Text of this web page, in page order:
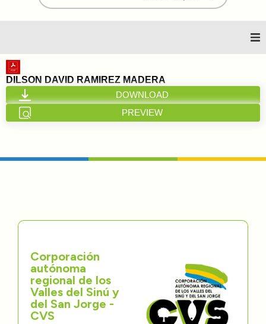
Inicio
Nosotros
Transparencia
Participa
Trámites y Servicios
Contáctenos
DILSON DAVID RAMIREZ MADERA
DOWNLOAD
PREVIEW
Corporación
autónoma
regional de los
Valles del Sinú y
del San Jorge -
CVS